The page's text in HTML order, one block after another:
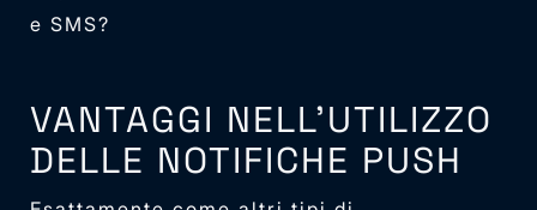
e SMS?
VANTAGGI NELL’UTILIZZO
DELLE NOTIFICHE PUSH